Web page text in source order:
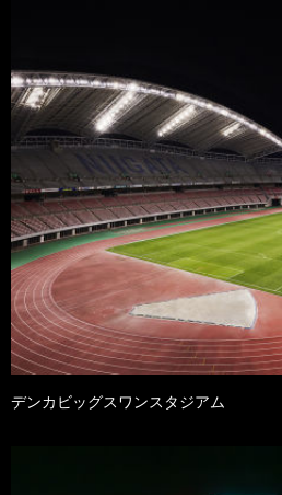
デンカビッグスワンスタジアム